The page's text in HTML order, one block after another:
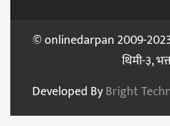
© onlinedarpan 2009-2023
थिमी-३,
Developed ByBright